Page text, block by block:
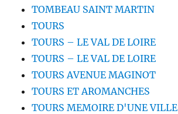
TOMBEAU SAINT MARTIN
TOURS
TOURS – LE VAL DE LOIRE
TOURS – LE VAL DE LOIRE
TOURS AVENUE MAGINOT
TOURS ET AROMANCHES
TOURS MEMOIRE D'UNE VILLE